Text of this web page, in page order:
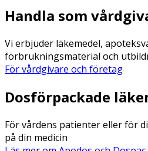
Handla som
Vi erbjuder läkemedel,
förbrukningsmaterial och
För vårdgivare och företag
Dosförpackade
För vårdens patienter eller för
på din medicin